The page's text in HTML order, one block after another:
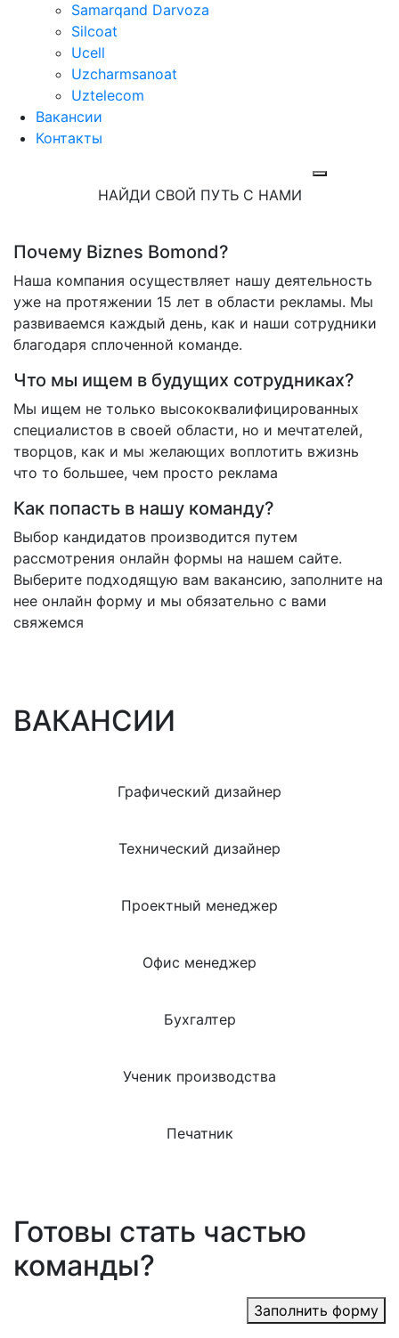
Samarqand Darvoza
Silcoat
Ucell
Uzcharmsanoat
Uztelecom
Вакансии
Контакты
НАЙДИ СВОЙ ПУТЬ С НАМИ
Почему Biznes Bomond?
Наша компания осуществляет нашу деятельность
уже на протяжении 15 лет в области рекламы. Мы
развиваемся каждый день, как и наши сотрудники
благодаря сплоченной команде.
Что мы ищем в будущих сотрудниках?
Мы ищем не только высококвалифицированных
специалистов в своей области, но и мечтателей,
творцов, как и мы желающих воплотить вжизнь
что то большее, чем просто реклама
Как попасть в нашу команду?
Выбор кандидатов производится путем
рассмотрения онлайн формы на нашем сайте.
Выберите подходящую вам вакансию, заполните на
нее онлайн форму и мы обязательно с вами
свяжемся
ВАКАНСИИ
Графический дизайнер
Технический дизайнер
Проектный менеджер
Офис менеджер
Бухгалтер
Ученик производства
Печатник
Готовы стать частью
команды?
Заполнить форму